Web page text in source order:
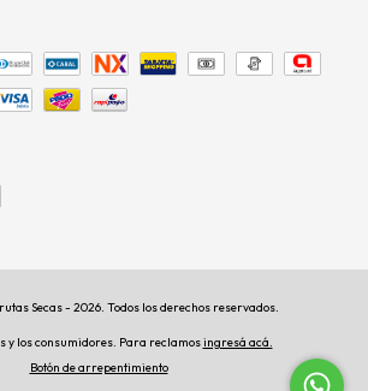
Secas - 2026. Todos los derechos reservados.
y los consumidores. Para reclamosingresá acá.
Botón de arrepentimiento